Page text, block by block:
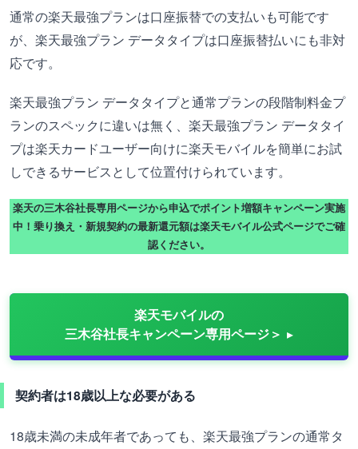
通常の楽天最強プランは口座振替での支払いも可能です
が、楽天最強プラン データタイプは口座振替払いにも非対
応です。
楽天最強プラン データタイプと通常プランの段階制料金プ
ランのスペックに違いは無く、楽天最強プラン データタイ
プは楽天カードユーザー向けに楽天モバイルを簡単にお試
しできるサービスとして位置付けられています。
楽天の三木谷社長専用ページから申込でポイント増額キャンペーン実施
中！乗り換え・新規契約の最新還元額は楽天モバイル公式ページでご確
認ください。
楽天モバイルの
三木谷社長キャンペーン専用ページ＞
契約者は18歳以上な必要がある
18歳未満の未成年者であっても、楽天最強プランの通常タ